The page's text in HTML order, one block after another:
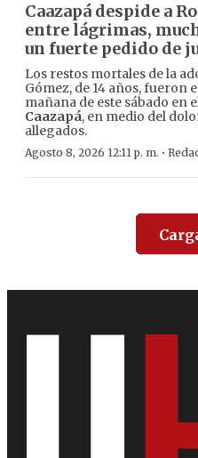
Caazapá despide a
entre lágrimas,
un fuerte pedido de
Los restos mortales de la
Gómez, de 14 años, fueron
mañana de este sábado en
Caazapá, en medio del
allegados.
Agosto 8, 2026 12:11 p. m. ·